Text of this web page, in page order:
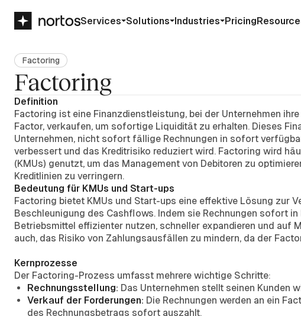
Services Solutions Industries Pricing
Factoring
Factoring
Definition
Factoring ist eine Finanzdienstleistung, bei der Unternehmen
Factor, verkaufen, um sofortige Liquidität zu erhalten. Dieses
Unternehmen, nicht sofort fällige Rechnungen in sofort
verbessert und das Kreditrisiko reduziert wird. Factoring wird
(KMUs) genutzt, um das Management von Debitoren zu
Kreditlinien zu verringern.
Bedeutung für KMUs und Start-ups
Factoring bietet KMUs und Start-ups eine effektive Lösung zur
Beschleunigung des Cashflows. Indem sie Rechnungen sofort
Betriebsmittel effizienter nutzen, schneller expandieren und auf
auch, das Risiko von Zahlungsausfällen zu mindern, da der
Kernprozesse
Der Factoring-Prozess umfasst mehrere wichtige Schritte:
Rechnungsstellung: Das Unternehmen stellt seinen Kunden
Verkauf der Forderungen: Die Rechnungen werden an ein
des Rechnungsbetrags sofort auszahlt.